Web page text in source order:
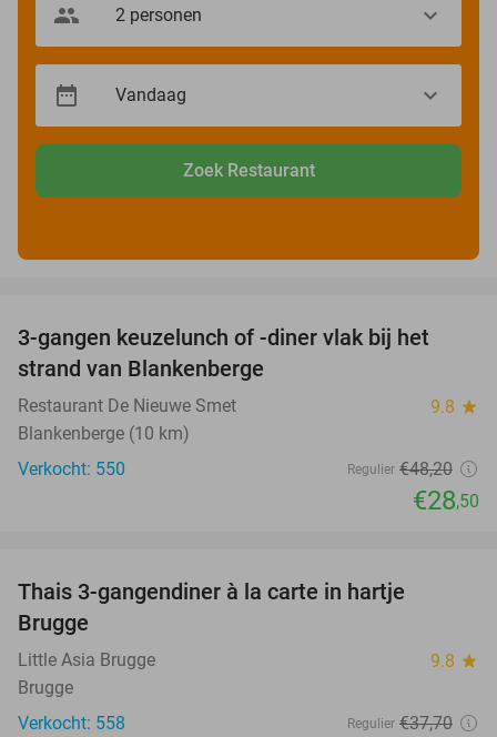
Zoek Restaurant
3-gangen keuzelunch of -diner vlak bij het
strand van Blankenberge
Restaurant De Nieuwe Smet 9.8 star
Blankenberge (10 km)
Verkocht: 550
Regulier €48,20
€28,50
Thais 3-gangendiner à la carte in hartje
Brugge
Little Asia Brugge 9.8 star
Brugge
Verkocht: 558
Regulier €37,70